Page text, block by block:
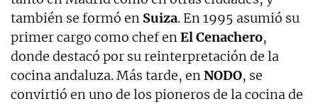
también se formó en Suiza. En 1995 asumió su
primer cargo como chef enEl Cenachero,
donde destacó por su reinterpretación de la
cocina andaluza. Más tarde, enNODO, se
convirtió en uno de los pioneros de la cocina de